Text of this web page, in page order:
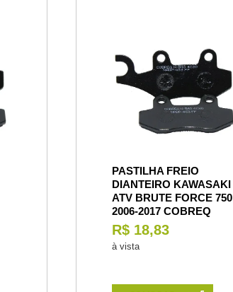
PASTILHA FREIO
DIANTEIRO KAWASAKI
ATV BRUTE FORCE 750
2006-2017 COBREQ
R$ 18,83
à vista